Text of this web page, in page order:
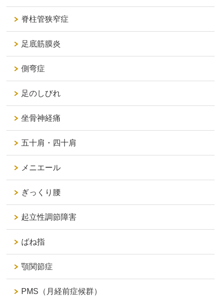
脊柱管狭窄症
足底筋膜炎
側弯症
足のしびれ
坐骨神経痛
五十肩・四十肩
メニエール
ぎっくり腰
起立性調節障害
ばね指
顎関節症
PMS（月経前症候群）